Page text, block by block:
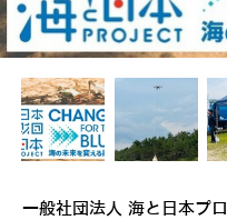
一般社団法人 海と日本プ